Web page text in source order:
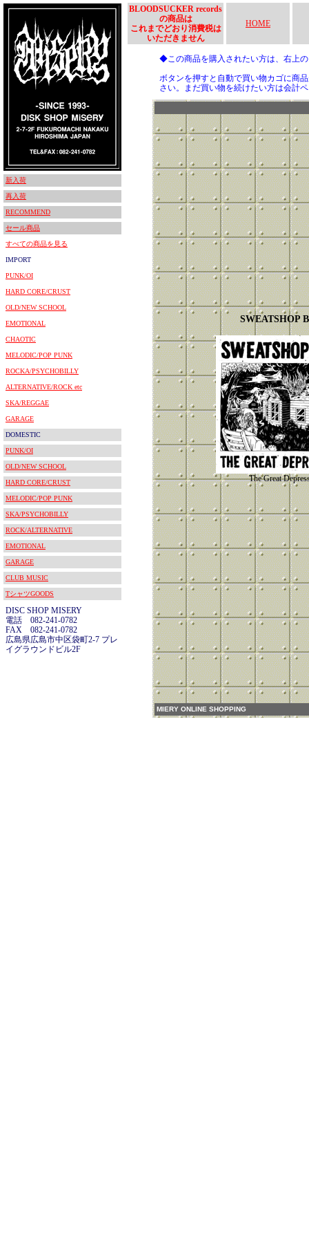
新入荷
再入荷
RECOMMEND
セール商品
すべての商品を見る
IMPORT
PUNK/OI
HARD CORE/CRUST
OLD/NEW SCHOOL
EMOTIONAL
CHAOTIC
MELODIC/POP PUNK
ROCKA/PSYCHOBILLY
ALTERNATIVE/ROCK etc
SKA/REGGAE
GARAGE
DOMESTIC
PUNK/OI
OLD/NEW SCHOOL
HARD CORE/CRUST
MELODIC/POP PUNK
SKA/PSYCHOBILLY
ROCK/ALTERNATIVE
EMOTIONAL
GARAGE
CLUB MUSIC
TシャツGOODS
DISC SHOP MISERY
電話 082-241-0782
FAX 082-241-0782
広島県広島市中区袋町2-7 プレ
イグラウンドビル2F
BLOODSUCKER records
の商品は
これまでどおり消費税は
いただきません
HOME
◆この商品を購入されたい方は、右上
ボタンを押すと自動で買い物カゴに商
さい。まだ買い物を続けたい方は会計
SWEATSHOP
The Great
MIERY ONLINE SHOPPING